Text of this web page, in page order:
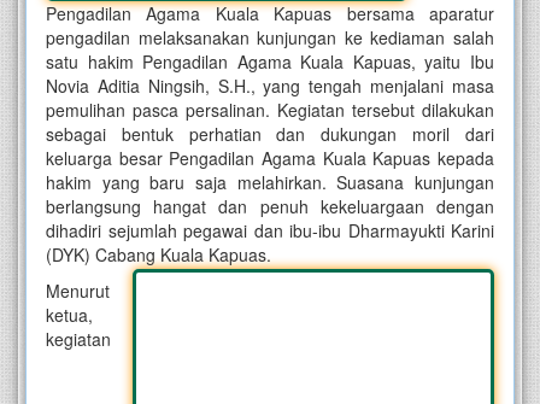
Pengadilan Agama Kuala Kapuas bersama aparatur
pengadilan melaksanakan kunjungan ke kediaman salah
satu hakim Pengadilan Agama Kuala Kapuas, yaitu Ibu
Novia Aditia Ningsih, S.H., yang tengah menjalani masa
pemulihan pasca persalinan. Kegiatan tersebut dilakukan
sebagai bentuk perhatian dan dukungan moril dari
keluarga besar Pengadilan Agama Kuala Kapuas kepada
hakim yang baru saja melahirkan. Suasana kunjungan
berlangsung hangat dan penuh kekeluargaan dengan
dihadiri sejumlah pegawai dan ibu-ibu Dharmayukti Karini
(DYK) Cabang Kuala Kapuas.
Menurut
ketua,
kegiatan